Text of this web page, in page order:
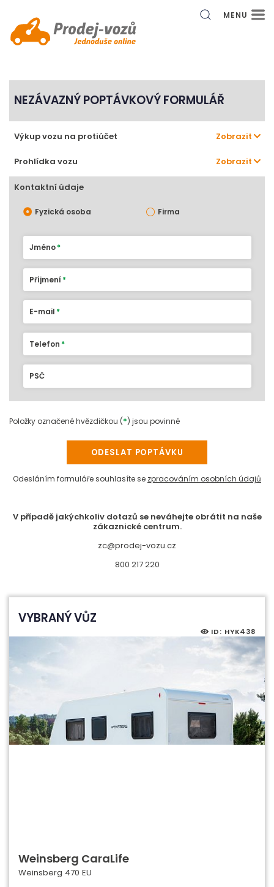
MENU
NEZÁVAZNÝ POPTÁVKOVÝ FORMULÁŘ
Výkup vozu na protiúčet Zobrazit
Prohlídka vozu Zobrazit
Kontaktní údaje
Fyzická osoba Firma
Jméno
Příjmení
E-mail
Telefon
PSČ
Položky označené hvězdičkou (*) jsou povinné
ODESLAT POPTÁVKU
Odesláním formuláře souhlasíte se zpracováním osobních údajů
V případě jakýchkoliv dotazů se neváhejte obrátit na naše
zákaznické centrum.
zc@prodej-vozu.cz
800 217 220
VYBRANÝ VŮZ
ID: HYK438
Weinsberg CaraLife
Weinsberg 470 EU